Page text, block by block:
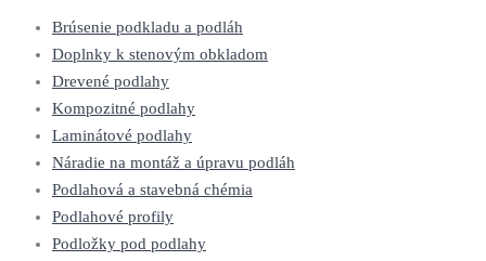
Brúsenie podkladu a podláh
Doplnky k stenovým obkladom
Drevené podlahy
Kompozitné podlahy
Laminátové podlahy
Náradie na montáž a úpravu podláh
Podlahová a stavebná chémia
Podlahové profily
Podložky pod podlahy